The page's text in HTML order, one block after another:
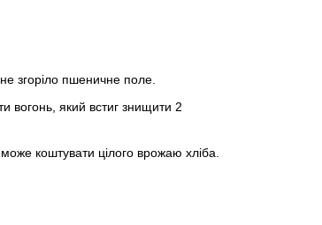
згоріло пшеничне поле.
вогонь, який встиг знищити 2
коштувати цілого врожаю хліба.